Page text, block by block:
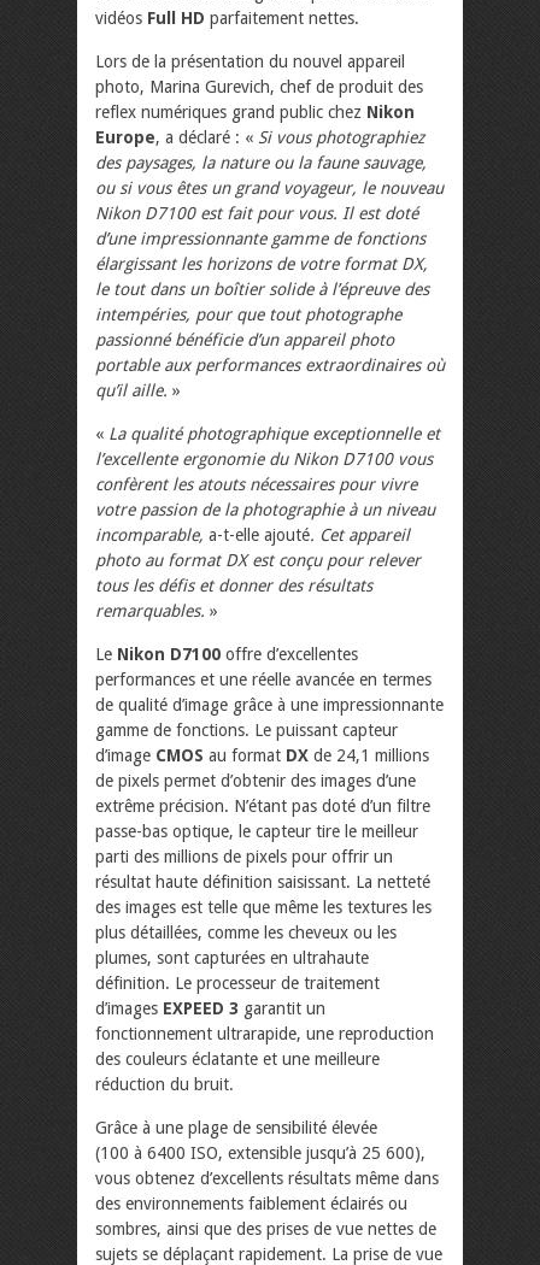
vidéos Full HD parfaitement nettes.
Lors de la présentation du nouvel appareil
photo, Marina Gurevich, chef de produit des
reflex numériques grand public chez Nikon
Europe, a déclaré : « Si vous photographiez
des paysages, la nature ou la faune sauvage,
ou si vous êtes un grand voyageur, le nouveau
Nikon D7100 est fait pour vous. Il est doté
d’une impressionnante gamme de fonctions
élargissant les horizons de votre format DX,
le tout dans un boîtier solide à l’épreuve des
intempéries, pour que tout photographe
passionné bénéficie d’un appareil photo
portable aux performances extraordinaires où
qu’il aille. »
« La qualité photographique exceptionnelle et
l’excellente ergonomie du Nikon D7100 vous
confèrent les atouts nécessaires pour vivre
votre passion de la photographie à un niveau
incomparable, a-t-elle ajouté. Cet appareil
photo au format DX est conçu pour relever
tous les défis et donner des résultats
remarquables. »
Le Nikon D7100 offre d’excellentes
performances et une réelle avancée en termes
de qualité d’image grâce à une impressionnante
gamme de fonctions. Le puissant capteur
d’image CMOS au format DX de 24,1 millions
de pixels permet d’obtenir des images d’une
extrême précision. N’étant pas doté d’un filtre
passe-bas optique, le capteur tire le meilleur
parti des millions de pixels pour offrir un
résultat haute définition saisissant. La netteté
des images est telle que même les textures les
plus détaillées, comme les cheveux ou les
plumes, sont capturées en ultrahaute
définition. Le processeur de traitement
d’images EXPEED 3 garantit un
fonctionnement ultrarapide, une reproduction
des couleurs éclatante et une meilleure
réduction du bruit.
Grâce à une plage de sensibilité élevée
(100 à 6400 ISO, extensible jusqu’à 25 600),
vous obtenez d’excellents résultats même dans
des environnements faiblement éclairés ou
sombres, ainsi que des prises de vue nettes de
sujets se déplaçant rapidement. La prise de vue